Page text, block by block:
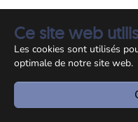
Ce site web
Les cookies sont utilisés
optimale de notre site web.